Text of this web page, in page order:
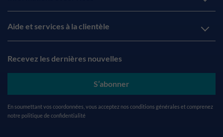
Aide et services à la clientèle
Recevez les dernières nouvelles
S’abonner
En soumettant vos coordonnées, vous acceptez nos conditions générales et comprenez
notre politique de confidentialité